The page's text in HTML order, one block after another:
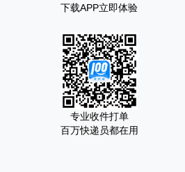
下载APP立即体验
专业收件打单
百万快递员都在用